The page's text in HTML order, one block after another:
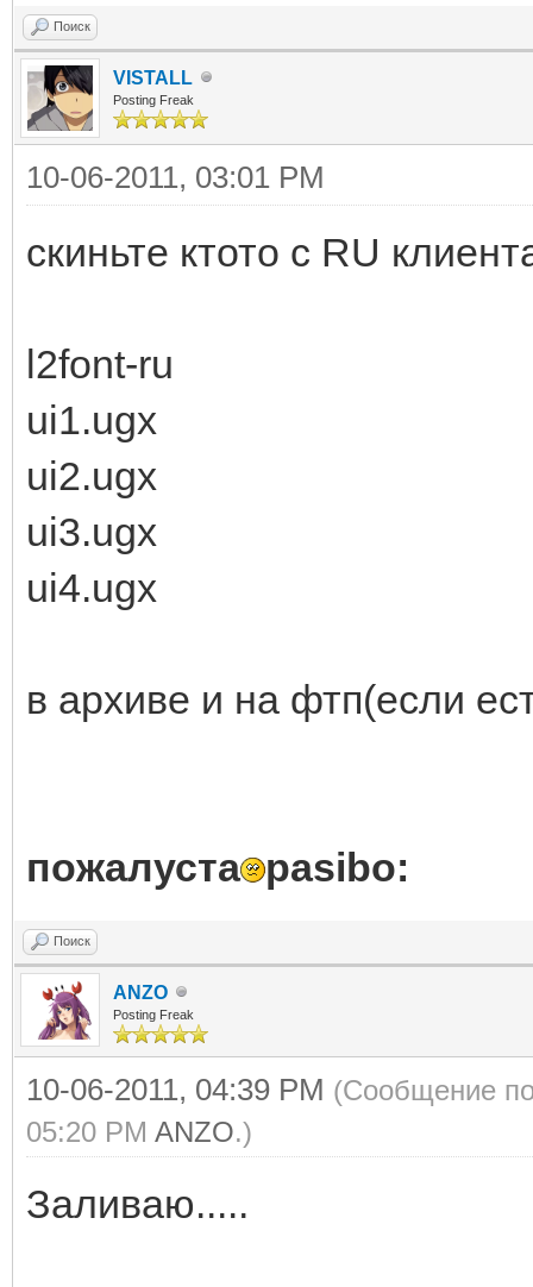
Поиск
VISTALL
Posting Freak
10-06-2011, 03:01 PM
скиньте ктото с RU
l2font-ru
ui1.ugx
ui2.ugx
ui3.ugx
ui4.ugx
в архиве и на фтп(если
пожалуста pasibo:
Поиск
ANZO
Posting Freak
10-06-2011, 04:39 PM (Сообщение
05:20 PM ANZO.)
Заливаю.....